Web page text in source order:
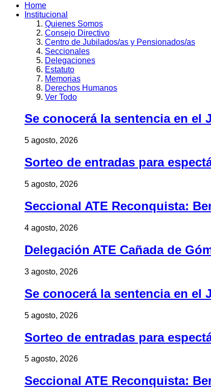
Home
Institucional
Quienes Somos
Consejo Directivo
Centro de Jubilados/as y Pensionados/as
Seccionales
Delegaciones
Estatuto
Memorias
Derechos Humanos
Ver Todo
Se conocerá la sentencia en el
5 agosto, 2026
Sorteo de entradas para
5 agosto, 2026
Seccional ATE Reconquista:
4 agosto, 2026
Delegación ATE Cañada de
3 agosto, 2026
Se conocerá la sentencia en el
5 agosto, 2026
Sorteo de entradas para
5 agosto, 2026
Seccional ATE Reconquista: